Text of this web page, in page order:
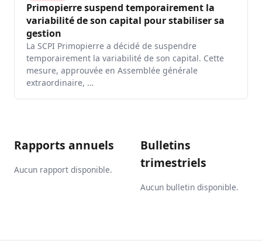
Primopierre suspend temporairement la
variabilité de son capital pour stabiliser sa
gestion
La SCPI Primopierre a décidé de suspendre
temporairement la variabilité de son capital. Cette
mesure, approuvée en Assemblée générale
extraordinaire, …
Rapports annuels
Aucun rapport disponible.
Bulletins
trimestriels
Aucun bulletin disponible.